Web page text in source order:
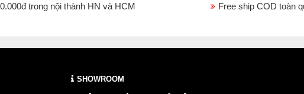
trong nội thành HN và HCM
Free ship COD toàn
SHOWROOM